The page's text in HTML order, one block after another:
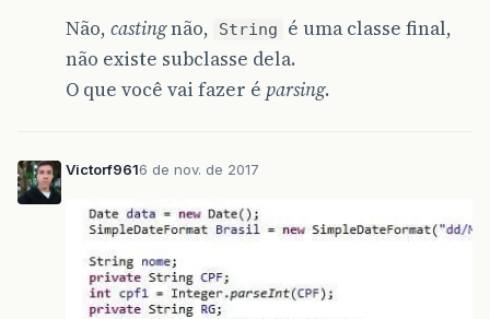
Não, castingnão, String
é uma classe final,
não existe subclasse dela.
O que você vai fazer é parsing.
Victorf9616 de nov. de 2017